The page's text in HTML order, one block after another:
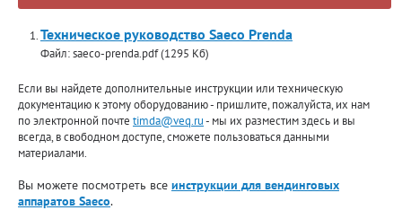
Техническое руководство Saeco Prenda
Файл: saeco-prenda.pdf (1295 Кб)
Если вы найдете дополнительные инструкции или техническую
документацию к этому оборудованию - пришлите, пожалуйста, их нам
по электронной почте timda@veq.ru- мы их разместим здесь и вы
всегда, в свободном доступе, сможете пользоваться данными
материалами.
Вы можете посмотреть все инструкции для вендинговых
аппаратов Saeco.